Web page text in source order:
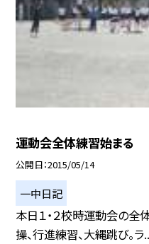
運動会全体練習始まる
公開日 2015/05/14
一中日記
本日１・２校時運動会の全
操、行進練習、大縄跳び。ラ